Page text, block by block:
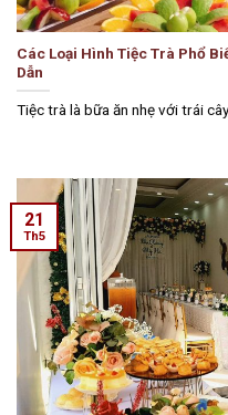
Các Loại Hình Tiệc Trà Phổ
Dẫn
Tiệc trà là bữa ăn nhẹ với trái
21
Th5